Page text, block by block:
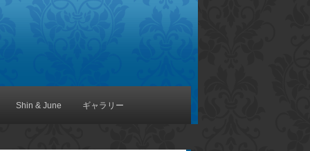
Shin & June ギャラリー